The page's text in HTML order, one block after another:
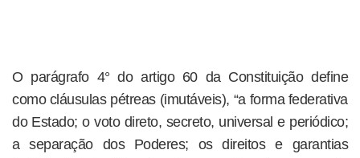
O parágrafo 4° do artigo 60 da Constituição define
como cláusulas pétreas (imutáveis), “a forma federativa
do Estado; o voto direto, secreto, universal e periódico;
a separação dos Poderes; os direitos e garantias